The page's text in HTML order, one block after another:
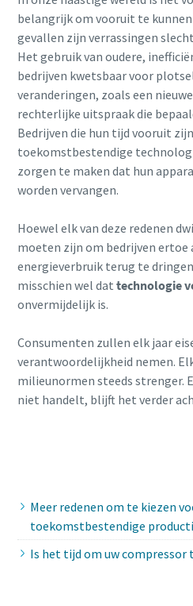
belangrijk om vooruit te
gevallen zijn verrassingen
Het gebruik van oudere,
bedrijven kwetsbaar voor
veranderingen, zoals een
rechterlijke uitspraak die
Bedrijven die hun tijd vooruit
toekomstbestendige
zorgen te maken dat hun
worden vervangen.
Hoewel elk van deze redenen
moeten zijn om bedrijven ertoe
energieverbruik terug te
misschien wel dat technologie
onvermijdelijk is.
Consumenten zullen elk jaar
verantwoordelijkheid nemen.
milieunormen steeds strenger.
niet handelt, blijft het verder
Meer redenen om te kiezen
toekomstbestendige
Is het tijd om uw compressor